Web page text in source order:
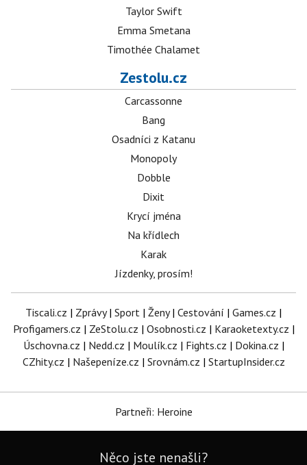
Taylor Swift
Emma Smetana
Timothée Chalamet
Zestolu.cz
Carcassonne
Bang
Osadníci z Katanu
Monopoly
Dobble
Dixit
Krycí jména
Na křídlech
Karak
Jízdenky, prosím!
Tiscali.cz | Zprávy| Sport | Ženy| Cestování | Games.cz |
Profigamers.cz | ZeStolu.cz | Osobnosti.cz | Karaoketexty.cz |
Úschovna.cz | Nedd.cz | Moulík.cz | Fights.cz | Dokina.cz |
CZhity.cz | Našepeníze.cz | Srovnám.cz | StartupInsider.cz
Partneři: Heroine
Něco jste nenašli?